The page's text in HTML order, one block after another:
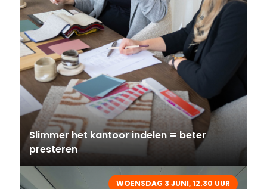
Slimmer het kantoor indelen = beter
presteren
WOENSDAG 3 JUNI, 12.30 UUR